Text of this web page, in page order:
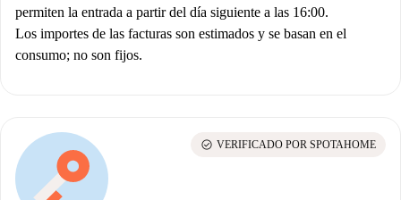
permiten la entrada a partir del día siguiente a las 16:00.
Los importes de las facturas son estimados y se basan en el
consumo; no son fijos.
check_circle VERIFICADO POR SPOTAHOME